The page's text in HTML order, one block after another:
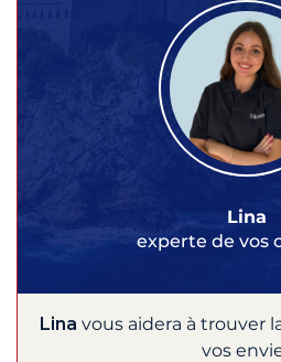
Lina
experte de vos
Lina vous aidera à trouver
vos